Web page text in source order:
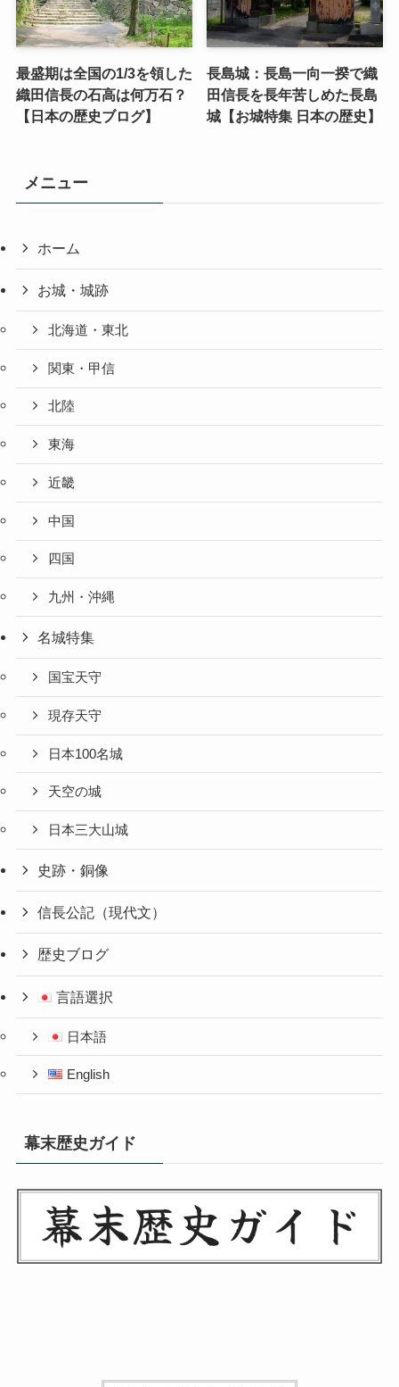
最盛期は全国の1/3を領した
織田信長の石高は何万石？
【日本の歴史ブログ】
長島城：長島一向一揆で織
田信長を長年苦しめた長島
城【お城特集 日本の歴史】
メニュー
ホーム
お城・城跡
北海道・東北
関東・甲信
北陸
東海
近畿
中国
四国
九州・沖縄
名城特集
国宝天守
現存天守
日本100名城
天空の城
日本三大山城
史跡・銅像
信長公記（現代文）
歴史ブログ
言語選択
日本語
English
幕末歴史ガイド